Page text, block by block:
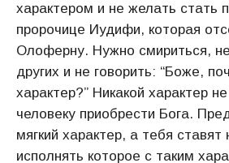
характером и не желать стать
пророчице Иудифи, которая
Олоферну. Нужно смириться,
других и не говорить: “Боже,
характер?” Никакой характер
человеку приобрести Бога.
мягкий характер, а тебя
исполнять которое с таким